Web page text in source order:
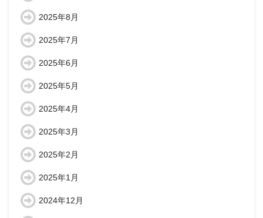
2025年8月
2025年7月
2025年6月
2025年5月
2025年4月
2025年3月
2025年2月
2025年1月
2024年12月